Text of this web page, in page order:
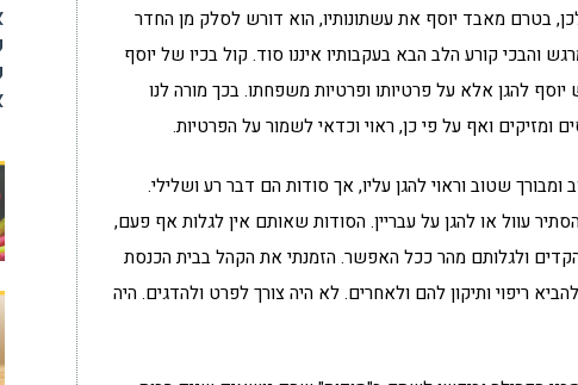
בטרם מאבד יוסף את עשתונותיו, הוא דורש לסלק מן החדר
קורע הלב הבא בעקבותיו איננו סוד. קול בכיו של יוסף
להגן אלא על פרטיותו ופרטיות משפחתו. בכך מורה לנו
ומזיקים ואף על פי כן, ראוי וכדאי לשמור על הפרטיות.
שטוב וראוי להגן עליו, אך סודות הם דבר רע ושלילי.
עוול או להגן על עבריין. הסודות שאותם אין לגלות אף פעם,
ולגלותם מהר ככל האפשר. הזמנתי את הקהל בבית הכנסת
ריפוי ותיקון להם ולאחרים. לא היה צורך לפרט ולהדגים. היה